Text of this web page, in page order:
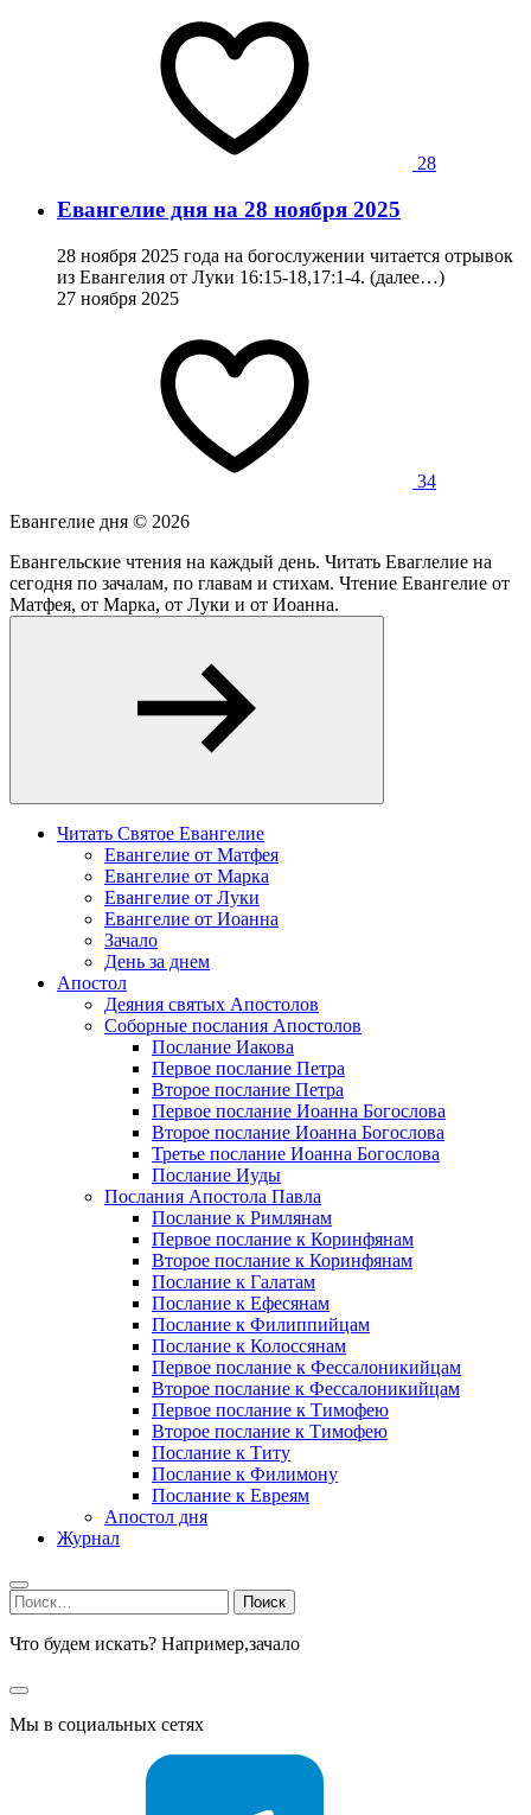
28
Евангелие дня на 28 ноября 2025
28 ноября 2025 года на богослужении читается отрывок
из Евангелия от Луки 16:15-18,17:1-4. (далее…)
27 ноября 2025
34
Евангелие дня © 2026
Евангельские чтения на каждый день. Читать Еваглелие на
сегодня по зачалам, по главам и стихам. Чтение Евангелие от
Матфея, от Марка, от Луки и от Иоанна.
Читать Святое Евангелие
Евангелие от Матфея
Евангелие от Марка
Евангелие от Луки
Евангелие от Иоанна
Зачало
День за днем
Апостол
Деяния святых Апостолов
Соборные послания Апостолов
Послание Иакова
Первое послание Петра
Второе послание Петра
Первое послание Иоанна Богослова
Второе послание Иоанна Богослова
Третье послание Иоанна Богослова
Послание Иуды
Послания Апостола Павла
Послание к Римлянам
Первое послание к Коринфянам
Второе послание к Коринфянам
Послание к Галатам
Послание к Ефесянам
Послание к Филиппийцам
Послание к Колоссянам
Первое послание к Фессалоникийцам
Второе послание к Фессалоникийцам
Первое послание к Тимофею
Второе послание к Тимофею
Послание к Титу
Послание к Филимону
Послание к Евреям
Апостол дня
Журнал
Найти:
Что будем искать? Например,зачало
Мы в социальных сетях